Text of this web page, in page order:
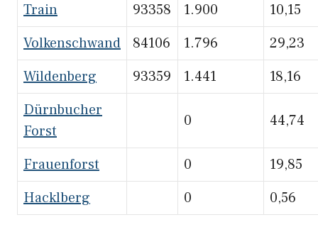
Train
93358 1.900
10,15
Volkenschwand
84106 1.796
29,23
Wildenberg
93359 1.441
18,16
Dürnbucher
Forst
0 44,74
Frauenforst 0
19,85
Hacklberg
0 0,56